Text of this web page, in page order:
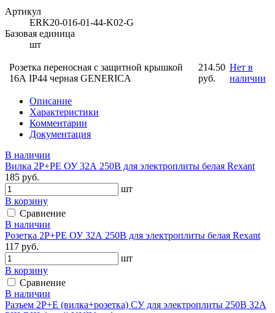
Артикул
ERK20-016-01-44-K02-G
Базовая единица
шт
Розетка переносная с защитной крышкой
16А IP44 черная GENERICA
214.50
руб.
Нет в
наличии
Описание
Характеристики
Комментарии
Документация
В наличии
Вилка 2Р+PЕ ОУ 32А 250В для электроплиты белая Rexant
185 руб.
шт
В корзину
Сравнение
В наличии
Розетка 2Р+PЕ ОУ 32А 250В для электроплиты белая Rexant
117 руб.
шт
В корзину
Сравнение
В наличии
Разъем 2Р+Е (вилка+розетка) СУ для электроплиты 250В 32А